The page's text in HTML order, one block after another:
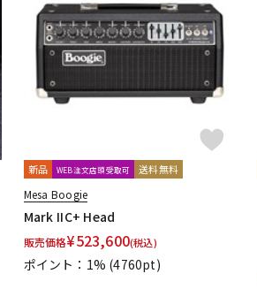
新品 WEB注文店頭受取可 送料無料
Mesa Boogie
Mark IIC+ Head
販売価格¥523,600(税込)
ポイント：1% (4760pt)